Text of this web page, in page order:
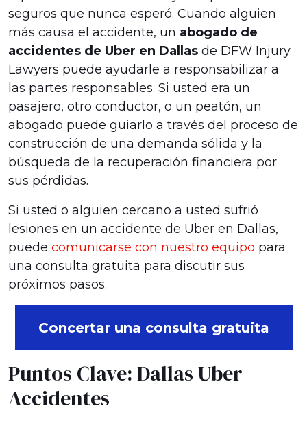
seguros que nunca esperó. Cuando alguien
más causa el accidente, un abogado de
accidentes de Uber en Dallas de DFW Injury
Lawyers puede ayudarle a responsabilizar a
las partes responsables. Si usted era un
pasajero, otro conductor, o un peatón, un
abogado puede guiarlo a través del proceso de
construcción de una demanda sólida y la
búsqueda de la recuperación financiera por
sus pérdidas.
Si usted o alguien cercano a usted sufrió
lesiones en un accidente de Uber en Dallas,
puede comunicarse con nuestro equipo para
una consulta gratuita para discutir sus
próximos pasos.
Concertar una consulta gratuita
Puntos Clave: Dallas Uber
Accidentes